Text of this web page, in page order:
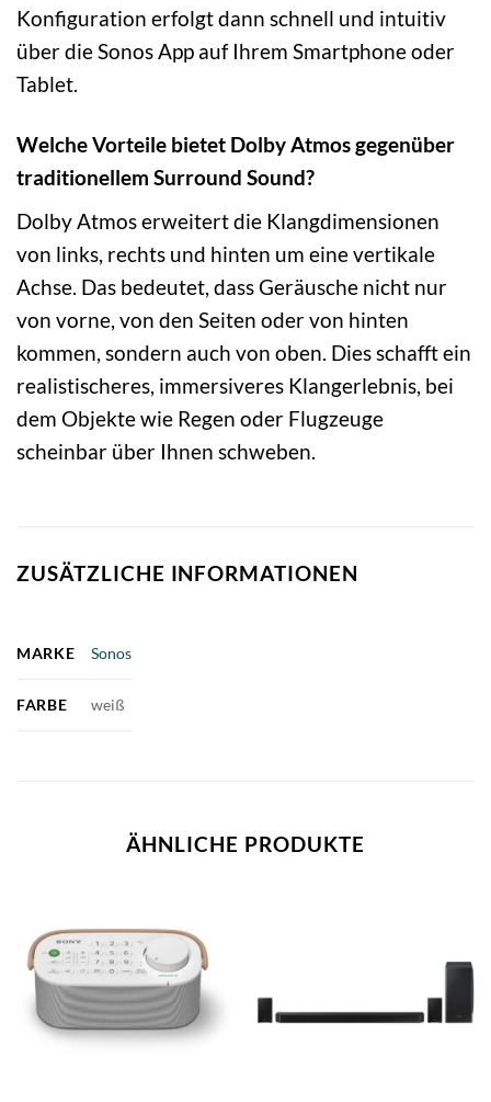
Konfiguration erfolgt dann schnell und intuitiv
über die Sonos App auf Ihrem Smartphone oder
Tablet.
Welche Vorteile bietet Dolby Atmos gegenüber
traditionellem Surround Sound?
Dolby Atmos erweitert die Klangdimensionen
von links, rechts und hinten um eine vertikale
Achse. Das bedeutet, dass Geräusche nicht nur
von vorne, von den Seiten oder von hinten
kommen, sondern auch von oben. Dies schafft ein
realistischeres, immersiveres Klangerlebnis, bei
dem Objekte wie Regen oder Flugzeuge
scheinbar über Ihnen schweben.
ZUSÄTZLICHE INFORMATIONEN
MARKE Sonos
FARBE weiß
ÄHNLICHE PRODUKTE